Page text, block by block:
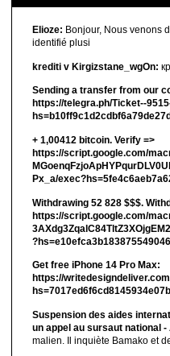
Elioze: Bonjour, Nous venons
identifié plusi
krediti v Kirgizstane_wgOn:
Sending a transfer from our
https://telegra.ph/Ticket--
+ 1,00412 bitсоin. Verify =>
https://script.google.com/
Px_a/
Withdrawing 52 828 $$$.
https://script.google.com/
Get free iPhone 14 Pro Max:
https://
Suspension des aides
un appel au sursaut national
malien. Il inquiète Bamako et